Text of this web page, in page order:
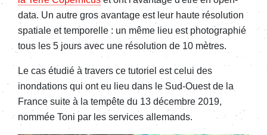
data. Un autre gros avantage est leur haute résolution
spatiale et temporelle : un même lieu est photographié
tous les 5 jours avec une résolution de 10 mètres.
Le cas étudié à travers ce tutoriel est celui des
inondations qui ont eu lieu dans le Sud-Ouest de la
France suite à la tempête du 13 décembre 2019,
nommée Toni par les services allemands.